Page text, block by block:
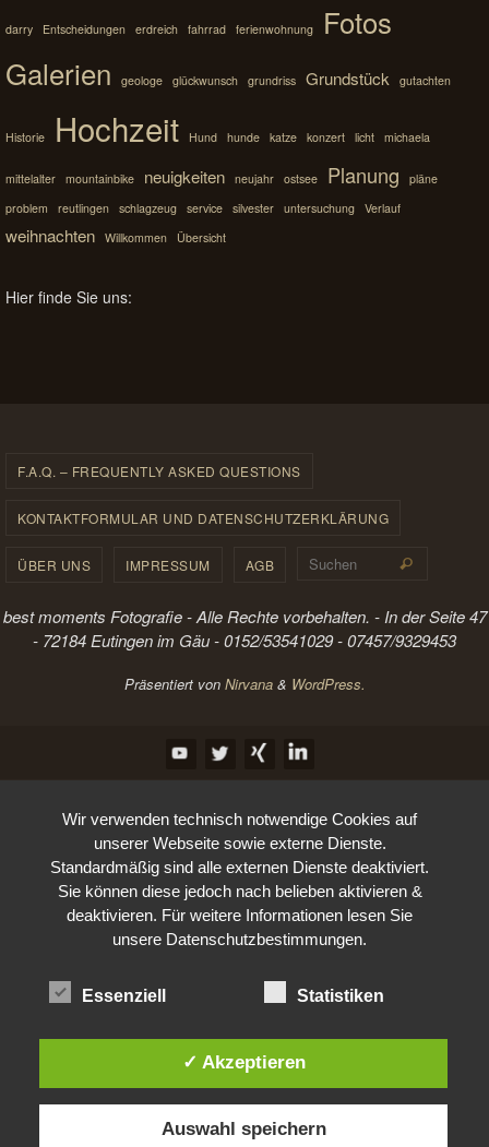
darry Entscheidungen erdreich fahrrad ferienwohnung
Fotos
Galerien
geologe glückwunsch grundriss Grundstück gutachten
Historie Hochzeit Hund hunde katze konzert licht michaela
mittelalter mountainbike neuigkeiten neujahr ostsee Planung
pläne
problem
reutlingen schlagzeug service silvester untersuchung Verlauf
weihnachten Willkommen Übersicht
Hier finde Sie uns:
F.A.Q. – FREQUENTLY ASKED QUESTIONS
KONTAKTFORMULAR UND DATENSCHUTZERKLÄRUNG
ÜBER UNS IMPRESSUM AGB Suchen
best moments Fotografie - Alle Rechte vorbehalten. - In der Seite 47
- 72184 Eutingen im Gäu - 0152/53541029 - 07457/9329453
Präsentiert von Nirvana& WordPress.
Wir verwenden technisch notwendige Cookies auf
unserer Webseite sowie externe Dienste.
Standardmäßig sind alle externen Dienste deaktiviert.
Sie können diese jedoch nach belieben aktivieren &
deaktivieren. Für weitere Informationen lesen Sie
unsere Datenschutzbestimmungen.
Essenziell Statistiken
✓ Akzeptieren
Auswahl speichern